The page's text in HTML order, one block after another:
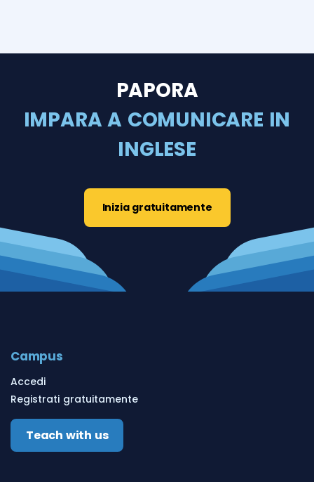
PAPORA
IMPARA A COMUNICARE IN
INGLESE
Inizia gratuitamente
Campus
Accedi
Registrati gratuitamente
Teach with us